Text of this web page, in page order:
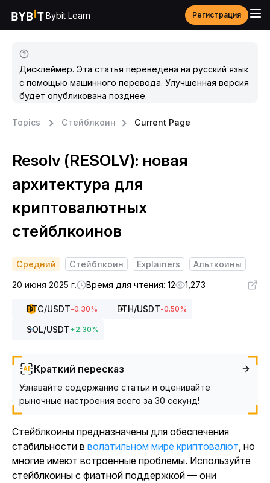
Bybit Learn Регистрация
Дисклеймер. Эта статья переведена на русский язык
с помощью машинного перевода. Улучшенная версия
будет опубликована позднее.
Topics Стейблкоин Current Page
Resolv (RESOLV): новая
архитектура для
криптовалютных
стейблкоинов
Средний Стейблкоин Explainers
Альткоины
20 июня 2025 г.
Время для чтения: 12 1,273
BTC/USDT-0.30% ETH/USDT-0.50%
SOL/USDT+2.30%
Краткий пересказ
Узнавайте содержание статьи и оценивайте
рыночные настроения всего за 30 секунд!
Стейблкоины предназначены для обеспечения
стабильности в волатильном мире криптовалют, но
многие имеют встроенные проблемы. Используйте
стейблкоины с фиатной поддержкой — они